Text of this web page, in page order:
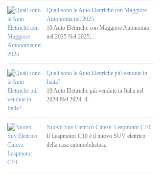
Quali sono le Auto Elettriche con Maggiore
Autonomia nel 2025
10 Auto Elettriche con Maggiore Autonomia
nel 2025 Nel 2025,..
Quali sono le Auto Elettriche più vendute in
Italia?
10 Auto Elettriche più vendute in Italia nel
2024 Nel 2024, il..
Nuovo Suv Elettrico Cinese: Leapmotor C10
Il Leapmotor C10 è il nuovo SUV elettrico
della casa automobilistica..